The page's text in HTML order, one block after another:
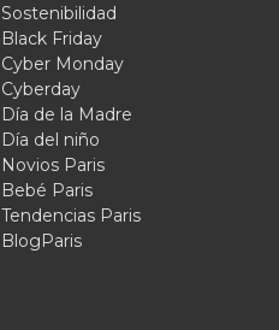
Sostenibilidad
Black Friday
Cyber Monday
Cyberday
Día de la Madre
Día del niño
Novios Paris
Bebé Paris
Tendencias Paris
BlogParis